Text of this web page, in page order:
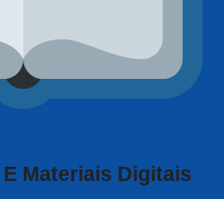
Materiais Digitais